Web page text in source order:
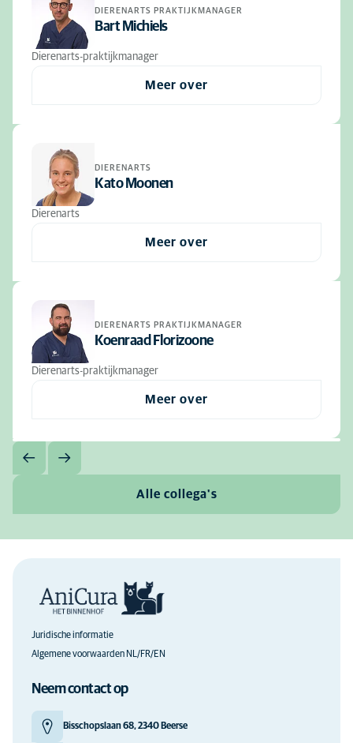
DIERENARTS PRAKTIJKMANAGER
Bart Michiels
Dierenarts-praktijkmanager
Meer over
DIERENARTS
Kato Moonen
Dierenarts
Meer over
DIERENARTS PRAKTIJKMANAGER
Koenraad Florizoone
Dierenarts-praktijkmanager
Meer over
Alle collega's
Juridische informatie
Algemene voorwaarden NL/FR/EN
Neem contact op
Bisschopslaan 68, 2340 Beerse